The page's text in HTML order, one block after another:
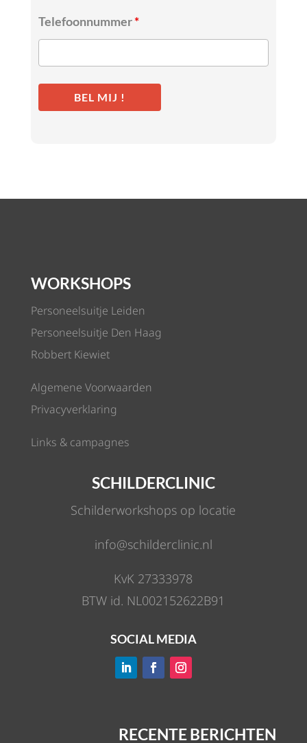
Telefoonnummer*
WORKSHOPS
Personeelsuitje Leiden
Personeelsuitje Den Haag
Robbert Kiewiet
Algemene Voorwaarden
Privacyverklaring
Links & campagnes
SCHILDERCLINIC
Schilderworkshops op locatie
info@schilderclinic.nl
KvK 27333978
BTW id. NL002152622B91
SOCIAL MEDIA
RECENTE BERICHTEN